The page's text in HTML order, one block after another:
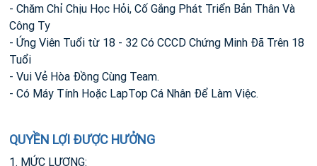
- Chăm Chỉ Chịu Học Hỏi, Cố Gắng Phát Triển Bản Thân Và
Công Ty
- Ứng Viên Tuổi từ 18 - 32 Có CCCD Chứng Minh Đã Trên 18
Tuổi
- Vui Vẻ Hòa Đồng Cùng Team.
- Có Máy Tính Hoặc LapTop Cá Nhân Để Làm Việc.
QUYỀN LỢI ĐƯỢC HƯỞNG
1. MỨC LƯƠNG: